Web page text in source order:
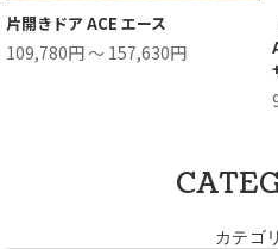
片開きドア ACE エース
109,780円 ～ 157,630円
カテゴ